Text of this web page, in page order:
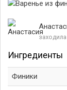
Ингредиенты
Финики